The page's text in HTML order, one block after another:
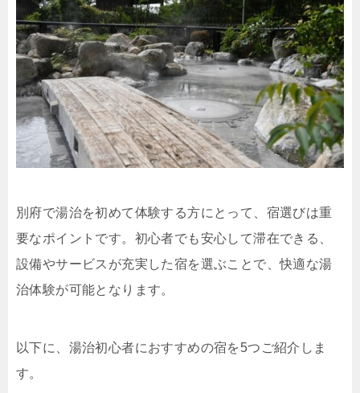
別府で湯治を初めて体験する方にとって、宿選びは重
要なポイントです。初心者でも安心して滞在できる、
設備やサービスが充実した宿を選ぶことで、快適な湯
治体験が可能となります。
以下に、湯治初心者におすすめの宿を5つご紹介しま
す。